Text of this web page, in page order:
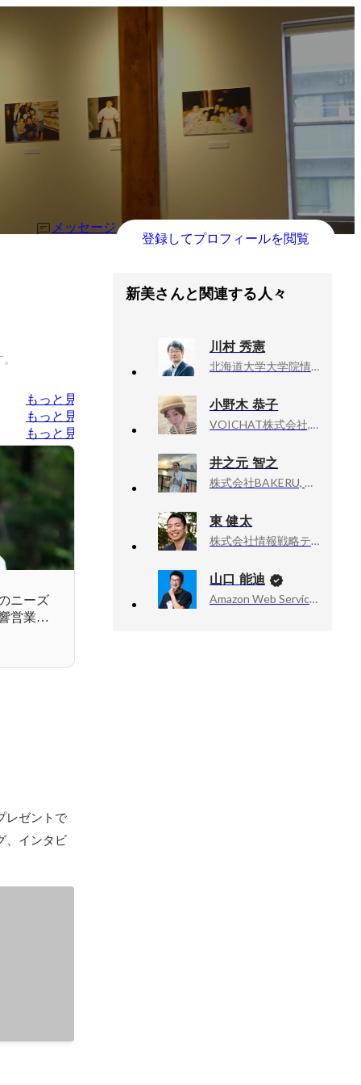
メッセージ
登録してプロフィールを閲覧
もっと見る
もっと見る
もっと見る
ニーズ
営業だ
レゼントで
、インタビ
新美さんと関連する人々
川村 秀憲
北海道大学大学院情報科学研究院, 教授
小野木 恭子
VOICHAT株式会社, 取締役 COO / PdM
井之元 智之
株式会社BAKERU, PRマーケティングマネージャー兼クリエイティブディレクター
東 健太
株式会社情報戦略テクノロジー, 営業部 リーダー
山口 能迪
Amazon Web Services, Inc., Senior Developer Advocate